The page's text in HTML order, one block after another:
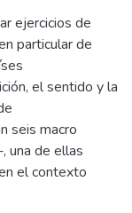
ejercicios de
particular de
el sentido y la
seis macro
una de ellas
el contexto